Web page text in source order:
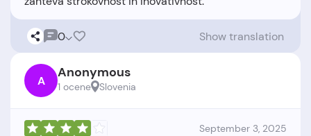
0 Show translation
A Anonymous
1 ocene Slovenia
September 3, 2025